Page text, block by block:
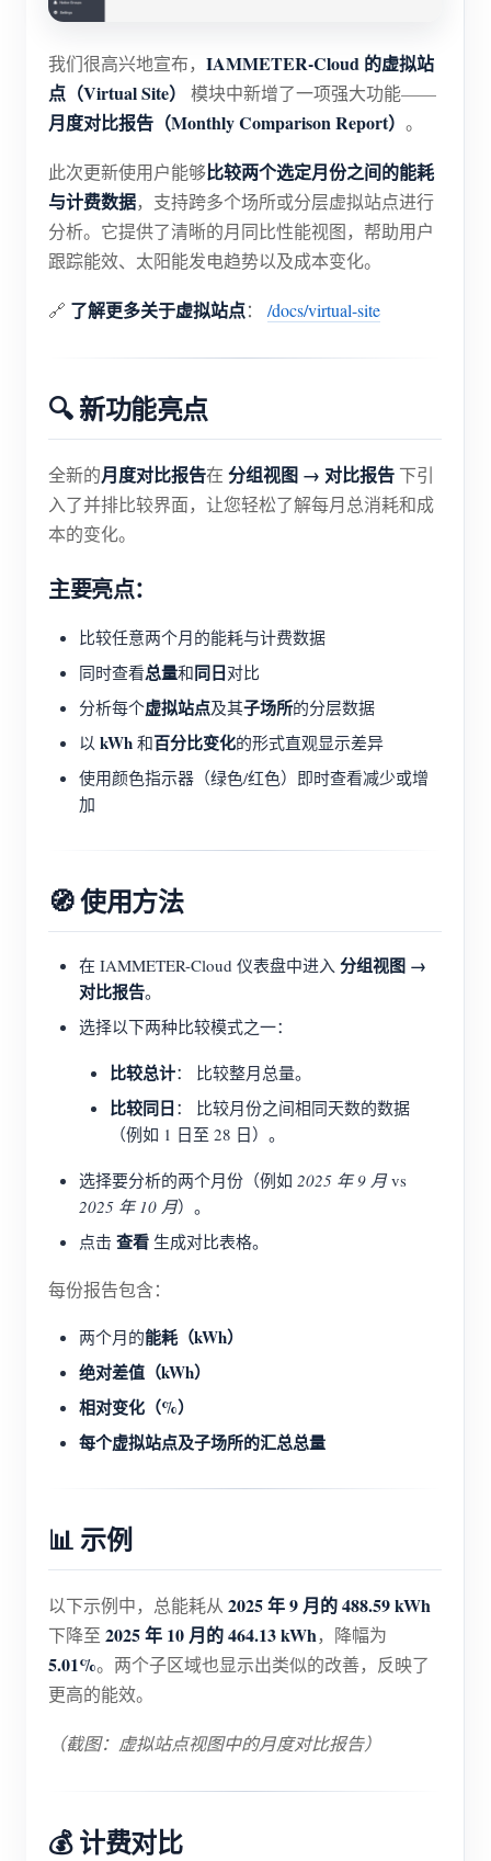
常见问题
新闻
IAMMETER 活动
论坛
站点探索
光伏排名
关于我们
我们很高兴地宣布， IAMMETER-Cloud 的虚拟站
点（Virtual Site）
模块中新增了一项强大功能——
月度对比报告（Monthly Comparison Report） 。
此次更新使用户能够比较两个选定月份之间的能耗
与计费数据，支持跨多个场所或分层虚拟站点进行
分析。它提供了清晰的月同比性能视图，帮助用户
跟踪能效、太阳能发电趋势以及成本变化。
🔗 了解更多关于虚拟站点： /docs/virtual-site
🔍 新功能亮点
全新的月度对比报告在 分组视图 → 对比报告 下引
入了并排比较界面，让您轻松了解每月总消耗和成
本的变化。
主要亮点：
比较任意两个月的能耗与计费数据
同时查看总量和同日对比
分析每个虚拟站点及其子场所的分层数据
以 kWh 和百分比变化的形式直观显示差异
使用颜色指示器（绿色/红色）即时查看减少或增
加
🧭 使用方法
在 IAMMETER-Cloud 仪表盘中进入 分组视图 →
对比报告。
选择以下两种比较模式之一：
比较总计： 比较整月总量。
比较同日 ： 比较月份之间相同天数的数据
（例如 1 日至 28 日）。
选择要分析的两个月份（例如 2025 年 9 月vs
2025 年 10 月）。
点击 查看 生成对比表格。
每份报告包含：
两个月的能耗（kWh）
绝对差值（kWh）
相对变化（%）
每个虚拟站点及子场所的汇总总量
📊 示例
以下示例中，总能耗从 2025 年 9 月的 488.59 kWh
下降至 2025 年 10 月的 464.13 kWh，降幅为
5.01%。两个子区域也显示出类似的改善，反映了
更高的能效。
（截图：虚拟站点视图中的月度对比报告）
💰 计费对比